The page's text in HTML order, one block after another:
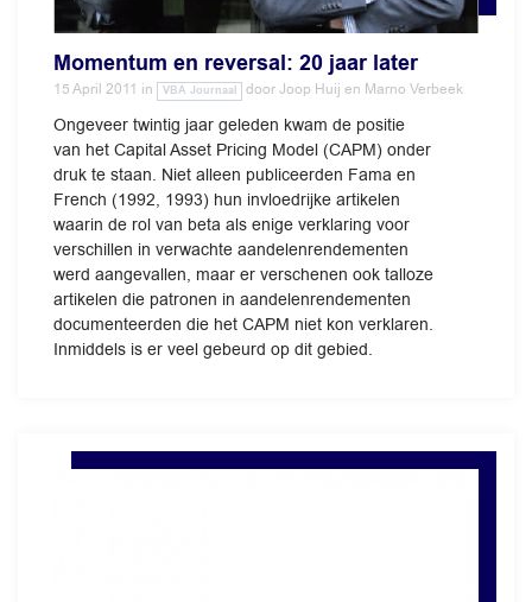
Momentum en reversal: 20 jaar later
15 April 2011 in VBA Journaal doorJoop Huij en Marno Verbeek
Ongeveer twintig jaar geleden kwam de positie
van het Capital Asset Pricing Model (CAPM) onder
druk te staan. Niet alleen publiceerden Fama en
French (1992, 1993) hun invloedrijke artikelen
waarin de rol van beta als enige verklaring voor
verschillen in verwachte aandelenrendementen
werd aangevallen, maar er verschenen ook talloze
artikelen die patronen in aandelenrendementen
documenteerden die het CAPM niet kon verklaren.
Inmiddels is er veel gebeurd op dit gebied.